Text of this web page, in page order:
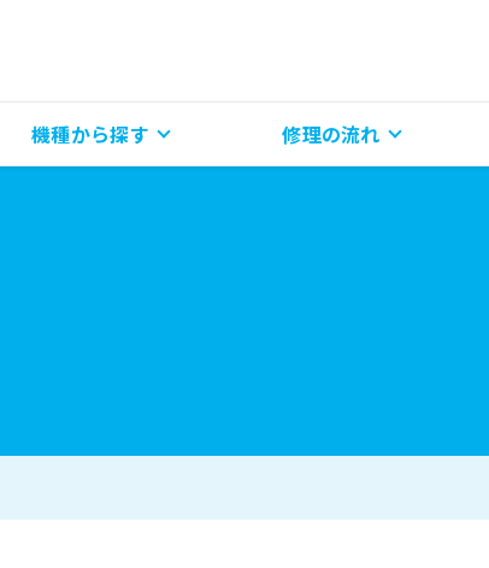
機種から探す 修理の流れ